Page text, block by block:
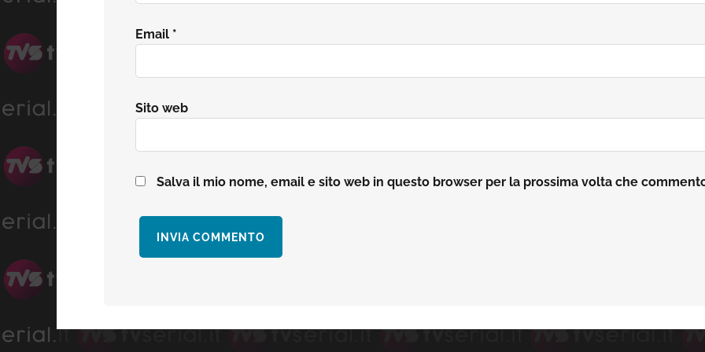
Email *
Sito web
Salva il mio nome, email e sito web in questo browser per la prossima volta che